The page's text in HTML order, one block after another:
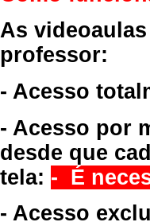
As
professor:
- Acesso
- Acesso por
desde que
tela: - É
- Acesso